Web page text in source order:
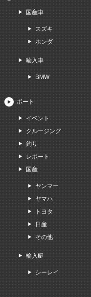
国産車
スズキ
ホンダ
輸入車
BMW
ボート
イベント
クルージング
釣り
レポート
国産
ヤンマー
ヤマハ
トヨタ
日産
その他
輸入艇
シーレイ